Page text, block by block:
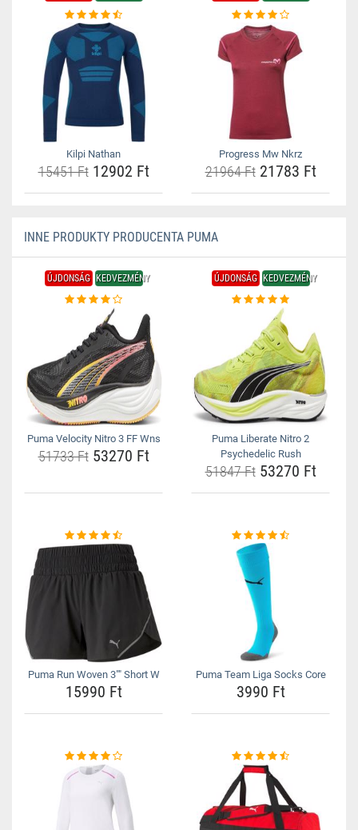
Kilpi Nathan
15451 Ft12902 Ft
Progress Mw Nkrz
21964 Ft21783 Ft
INNE PRODUKTY PRODUCENTA PUMA
ÚJDONSÁG KEDVEZMÉNY
Puma Velocity Nitro 3 FF Wns
51733 Ft53270 Ft
ÚJDONSÁG KEDVEZMÉNY
Puma Liberate Nitro 2
Psychedelic Rush
51847 Ft53270 Ft
Puma Run Woven 3"" Short W
15990 Ft
Puma Team Liga Socks Core
3990 Ft